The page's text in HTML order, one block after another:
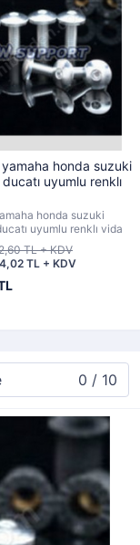
honda suzuki
uyumlu renklı
honda suzuki
uyumlu renklı vida
TL + KDV
TL + KDV
0 / 10